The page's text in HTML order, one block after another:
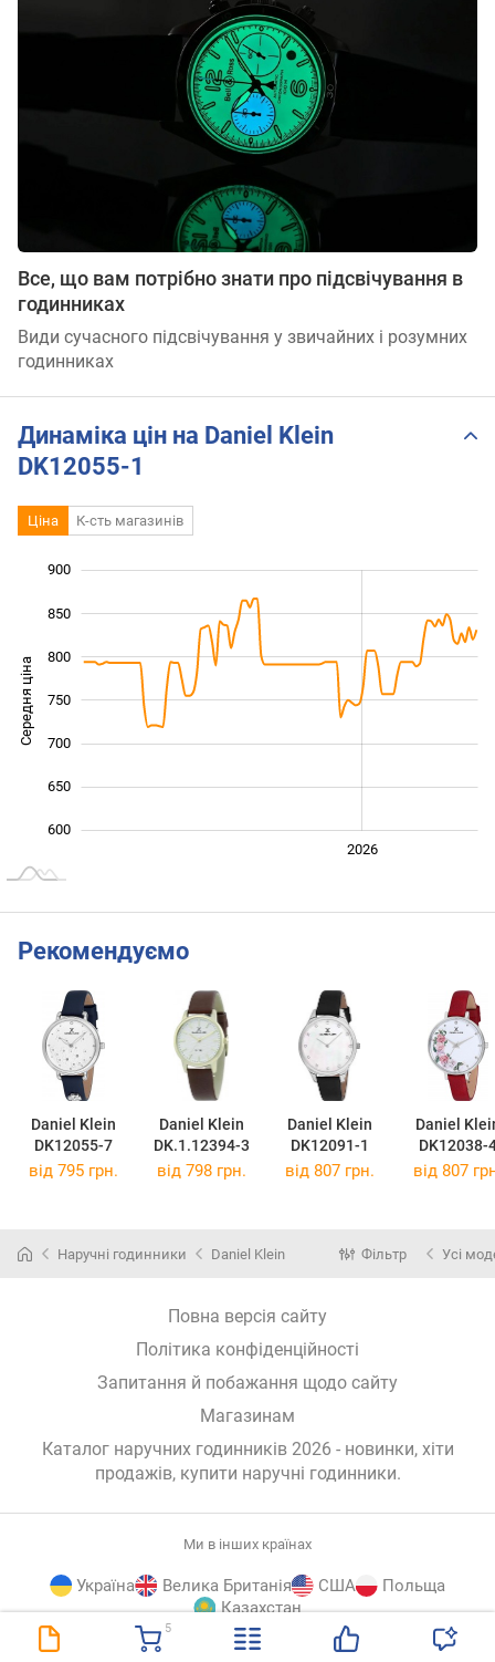
5
Все, що вам потрібно знати про підсвічування в
годинниках
Види сучасного підсвічування у звичайних і розумних
годинниках
Динаміка цін на Daniel Klein
DK12055-1
Ціна К-сть магазинів
Середня ціна 600
600
650
700
750
800
850
900
2026
Рекомендуємо
Daniel Klein
DK12055-7
Daniel Klein
DK.1.12394-3
Daniel Klein
DK12091-1
Daniel
DK12038-
від 795 грн. від 798 грн. від 807 грн. від 807
Наручні годинники Daniel Klein Фільтр Усі
Повна версія сайту
Політика конфіденційності
Запитання й побажання щодо сайту
Магазинам
Каталог наручних годинників 2026 - новинки, хіти
продажів, купити наручні годинники.
Ми в інших країнах
Україна Велика Британія США
Польща
Казахстан